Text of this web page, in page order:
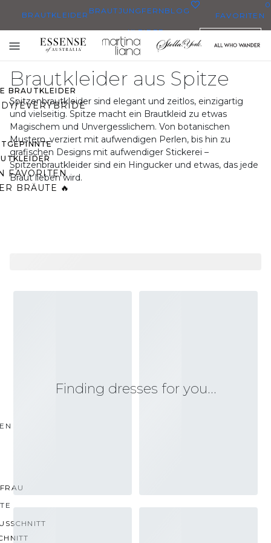
BRAUTKLEIDER
BRAUTKLEIDER
EVERYBRIDE
FAVORITEN
BRÄUTE 🔥
BRAUTJUNGFERN
KLEIDER
BLOG FAVORITEN
0
Toggle
mobile
navigation
Brautkleider aus Spitze
Spitzenbrautkleider sind elegant und zeitlos, einzigartig
und vielseitig. Spitze macht ein Brautkleid zu etwas
Magischem und Unvergesslichem. Von botanischen
Mustern, verziert mit aufwendigen Perlen, bis hin zu
grafischen Designs mit aufwendiger Stickerei –
Spitzenbrautkleider sind ein Hingucker und etwas, das jede
Braut lieben wird.
Finding dresses for you…